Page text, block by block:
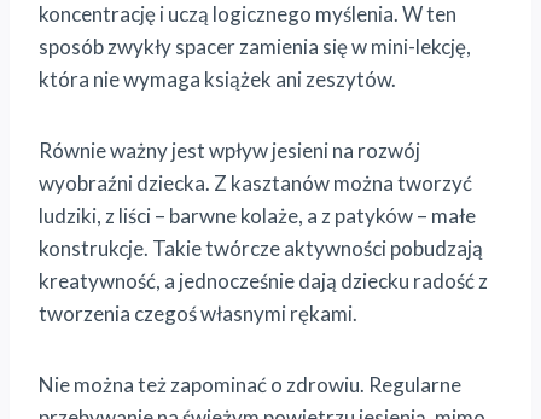
koncentrację i uczą logicznego myślenia. W ten
sposób zwykły spacer zamienia się w mini-lekcję,
która nie wymaga książek ani zeszytów.
Równie ważny jest wpływ jesieni na rozwój
wyobraźni dziecka. Z kasztanów można tworzyć
ludziki, z liści – barwne kolaże, a z patyków – małe
konstrukcje. Takie twórcze aktywności pobudzają
kreatywność, a jednocześnie dają dziecku radość z
tworzenia czegoś własnymi rękami.
Nie można też zapominać o zdrowiu. Regularne